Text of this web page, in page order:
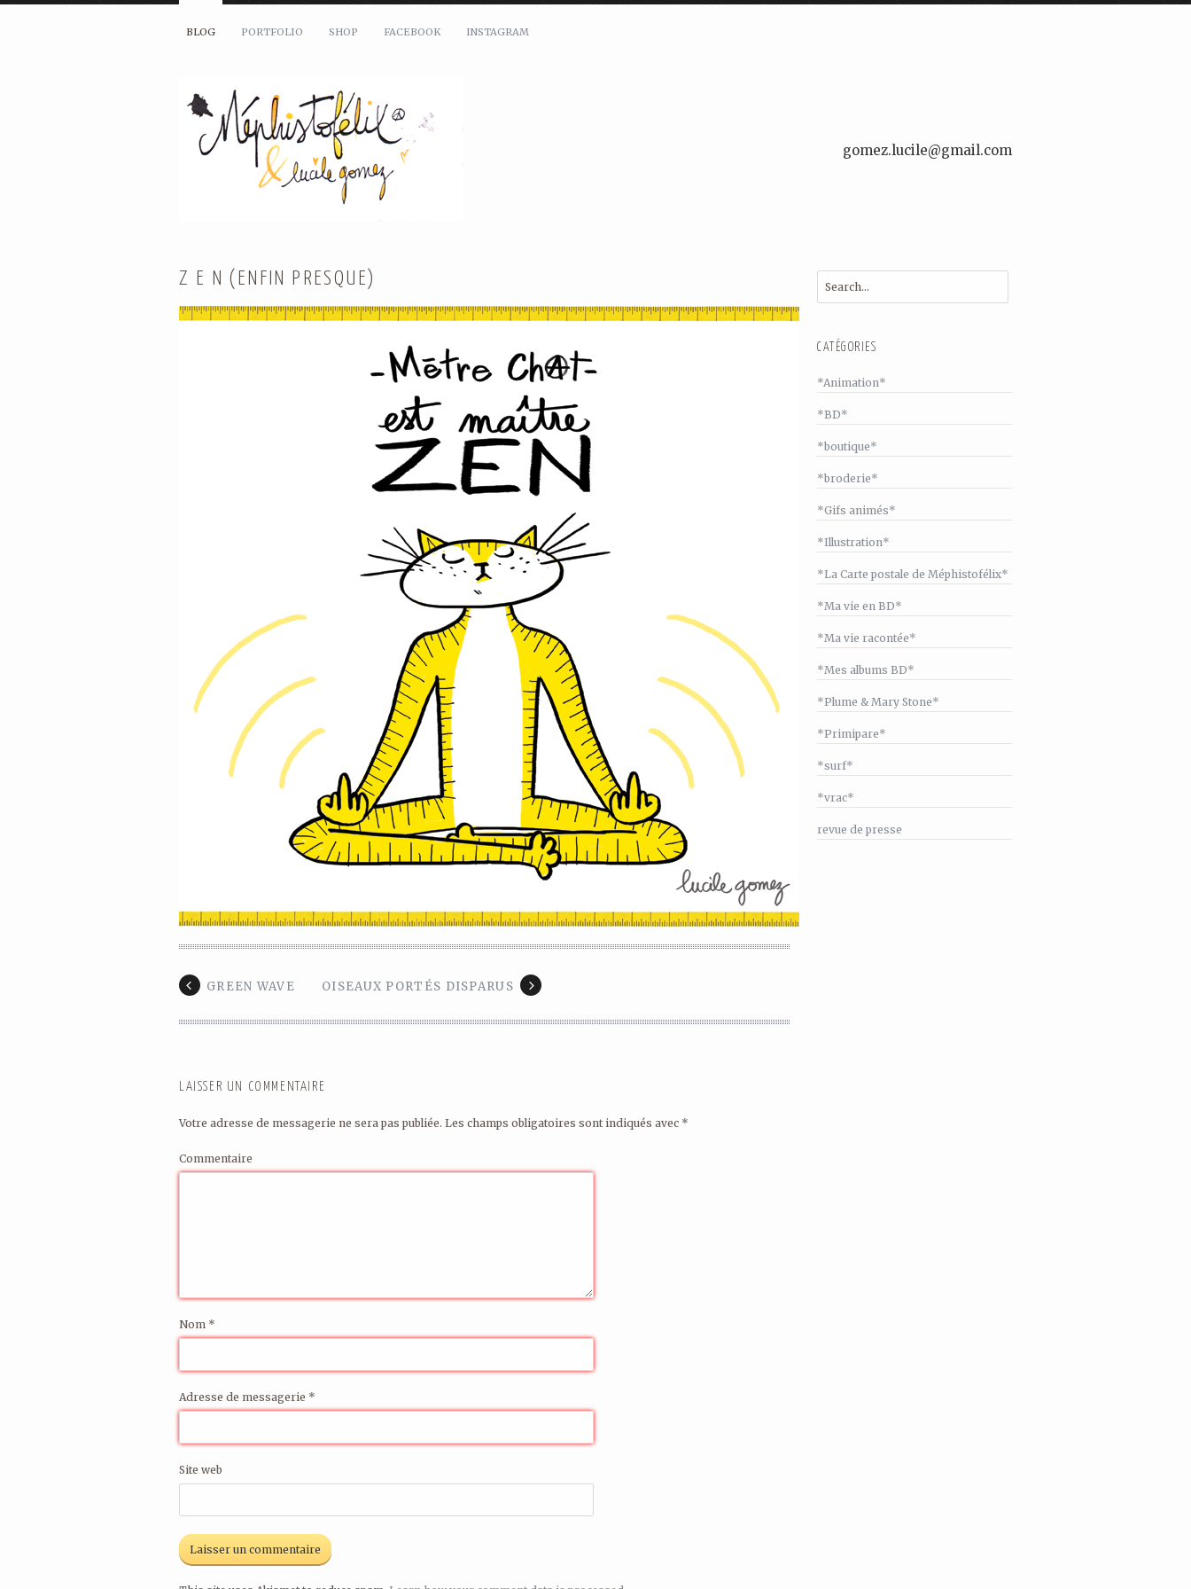
BLOG PORTFOLIO SHOP FACEBOOK INSTAGRAM
gomez.lucile@gmail.com
Z E N (ENFIN PRESQUE)
GREEN WAVE OISEAUX PORTÉS DISPARUS
LAISSER UN COMMENTAIRE
Votre adresse de messagerie ne sera pas publiée. Les champs obligatoires sont indiqués avec *
Commentaire
Nom *
Adresse de messagerie *
Site web
CATÉGORIES
*Animation*
*BD*
*boutique*
*broderie*
*Gifs animés*
*Illustration*
*La Carte postale de Méphistofélix*
*Ma vie en BD*
*Ma vie racontée*
*Mes albums BD*
*Plume & Mary Stone*
*Primipare*
*surf*
*vrac*
revue de presse